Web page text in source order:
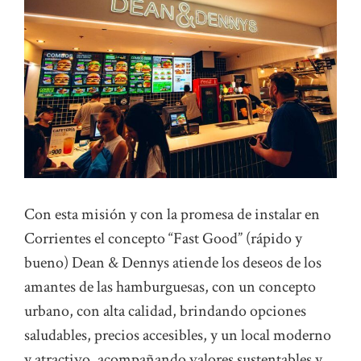
Con esta misión y con la promesa de instalar en
Corrientes el concepto “Fast Good” (rápido y
bueno) Dean & Dennys atiende los deseos de los
amantes de las hamburguesas, con un concepto
urbano, con alta calidad, brindando opciones
saludables, precios accesibles, y un local moderno